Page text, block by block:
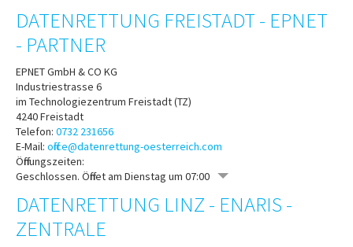
DATENRETTUNG FREISTADT - EPNET
- PARTNER
EPNET GmbH & CO KG
Industriestrasse 6
im Technologiezentrum Freistadt (TZ)
4240Freistadt
Telefon: 0732 231656
E-Mail: office@datenrettung-oesterreich.com
Öffnungszeiten:
Geschlossen. Öffnet am Dienstag um 07:00
DATENRETTUNG LINZ - ENARIS -
ZENTRALE